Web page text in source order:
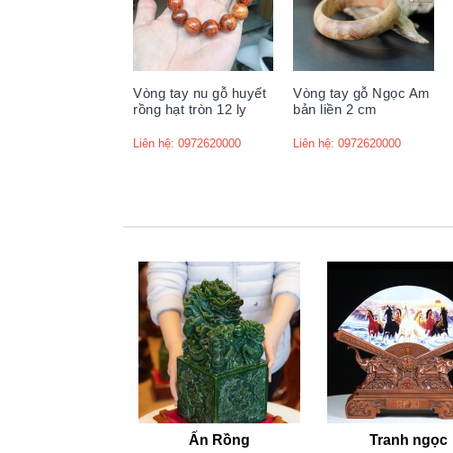
Vòng tay nu gỗ huyết
rồng hạt tròn 12 ly
Liên hệ: 0972620000
Vòng tay gỗ Ngọc Am
bản liền 2 cm
Liên hệ: 0972620000
Ấn Rồng Tranh ngọc